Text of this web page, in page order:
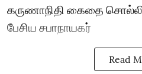
கருணாநிதி கைதை
பேசிய சபாநாயகர்
Read